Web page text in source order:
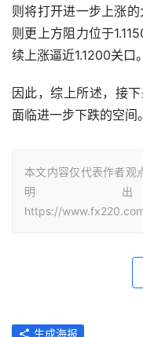
则将打开进一步上涨
则更上方阻力位于
续上涨逼近1.1200关口。
因此，综上所述，接
面临进一步下跌的空间。
本文内容仅代表作者观
明
https://
生成海报